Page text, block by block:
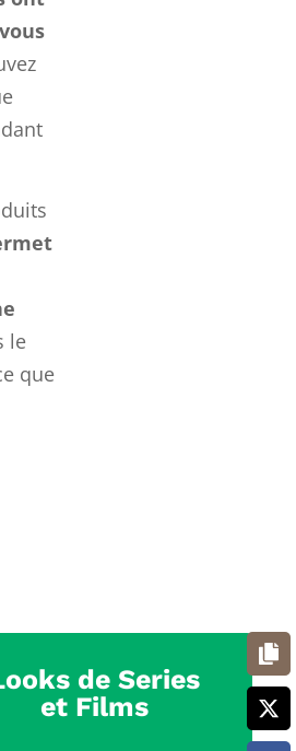
le
que
de Series
et Films